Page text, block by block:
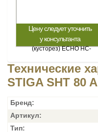
Цену следует уточнить
у консультанта
Технические
STIGA SHT 80
Бренд:
Артикул:
Тип: